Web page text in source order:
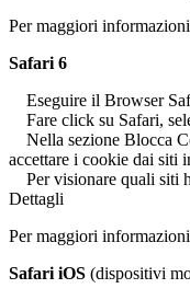
Per maggiori
Safari 6
Eseguire il Browser
Fare click su Safari,
Nella sezione Blocca
accettare i cookie dai siti
Per visionare quali siti
Dettagli
Per maggiori
Safari iOS (dispositivi